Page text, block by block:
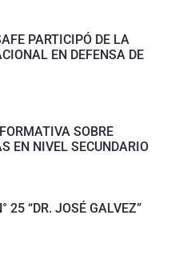
PARTICIPÓ DE LA
EN DEFENSA DE
SOBRE
EN NIVEL SECUNDARIO
25 “DR. JOSÉ GALVEZ”